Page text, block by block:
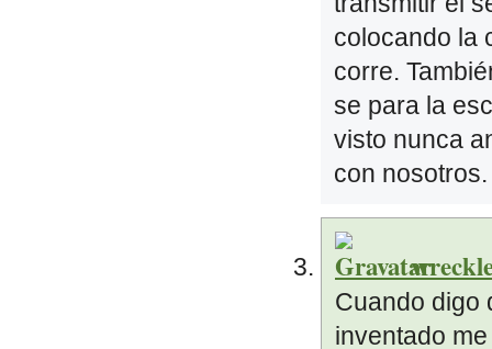
colocando la
corre.
se para la
visto nunca
con nosotros.
Cuando digo
inventado